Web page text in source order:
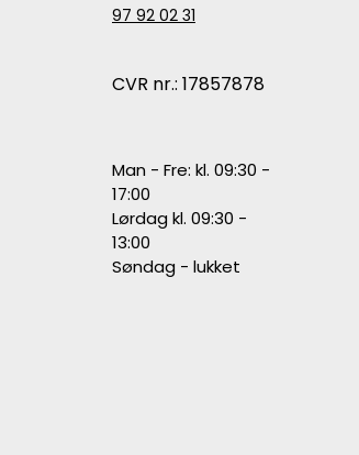
97 92 02 31
CVR nr.: 17857878
Man - Fre: kl. 09:30 -
17:00
Lørdag kl. 09:30 -
13:00
Søndag - lukket